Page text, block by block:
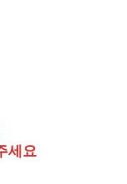
세요